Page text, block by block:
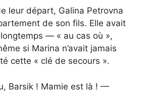
leur départ, Galina Petrovna
de son fils. Elle avait
— « au cas où »,
si Marina n’avait jamais
cette « clé de secours ».
Barsik ! Mamie est là ! —